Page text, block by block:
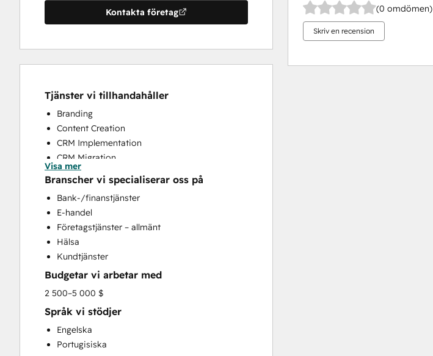
Kontakta företag
Tjänster vi tillhandahåller
Branding
Content Creation
CRM Implementation
CRM Migration
Full Inbound Marketing Services
HubSpot Onboarding
Sales and Marketing Alignment
Sales Enablement
Search Engine Optimization
Website Design
Visa mer
Branscher vi specialiserar oss på
Bank-/finanstjänster
E-handel
Företagstjänster – allmänt
Hälsa
Kundtjänster
Budgetar vi arbetar med
2 500–5 000 $
Språk vi stödjer
Engelska
Portugisiska
(0 omdömen)
Skriv en recension